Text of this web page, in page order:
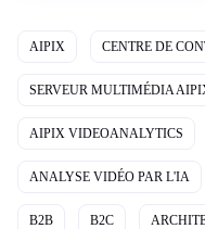
AIPIX CENTRE DE
SERVEUR MULTIMÉDIA
AIPIX VIDEOANALYTICS
ANALYSE VIDÉO PAR L'IA
B2B B2C